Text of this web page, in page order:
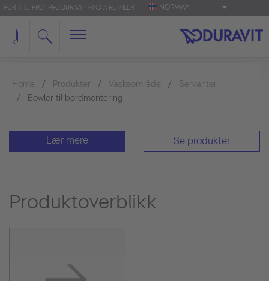
FOR THE 'PRO': PRO.DURAVIT FIND A RETAILER NORWAY
Home Produkter Vaskeområde
Servanter
Bowler til bordmontering
Lær mere Se produkter
Produktoverblikk